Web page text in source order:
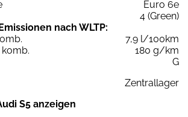
Euro 6e
4 (Green)
nach WLTP:
7,9 l/100km
180 g/km
G
Zentrallager
S5 anzeigen